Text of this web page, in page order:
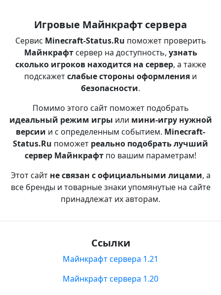
Игровые Майнкрафт сервера
Сервис Minecraft-Status.Ru поможет проверить
Майнкрафтсервер на доступность, узнать
сколько игроков находится на сервер, а также
подскажетслабые стороны оформления и
безопасности.
Помимо этого сайт поможет подобрать
идеальный режим игры или мини-игру нужной
версии и с определенным событием. Minecraft-
Status.Ru поможет реально подобрать лучший
сервер Майнкрафт по вашим параметрам!
Этот сайт не связан с официальными лицами, а
все бренды и товарные знаки упомянутые на сайте
принадлежат их авторам.
Ссылки
Майнкрафт сервера 1.21
Майнкрафт сервера 1.20